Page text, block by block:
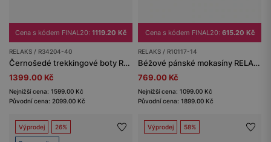
Cena s kódem FINAL20: 1119.20 Kč
RELAKS / R34204-40
Černošedé trekkingové boty RELAKS s membránou nano-TEX™
1399.00 Kč
Nejnižší cena: 1599.00 Kč
Původní cena: 2099.00 Kč
Cena s kódem FINAL20: 615.20 Kč
RELAKS / R10117-14
Béžové pánské mokasíny RELAKS z materiálu MicroPOLYtex
769.00 Kč
Nejnižší cena: 1099.00 Kč
Původní cena: 1899.00 Kč
Výprodej 26% Výprodej 58%